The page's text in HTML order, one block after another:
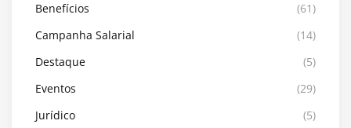
Benefícios
(61)
Campanha Salarial
(14)
Destaque
(5)
Eventos
(29)
Jurídico
(5)